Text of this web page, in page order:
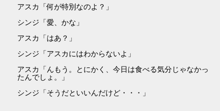
アスカ「何が特別なのよ？」
シンジ「愛、かな」
アスカ「はあ？」
シンジ「アスカにはわからないよ」
アスカ「んもう。とにかく、今日は食べる気分じゃなかっ
たんでしょ。」
シンジ「そうだといいんだけど・・・」